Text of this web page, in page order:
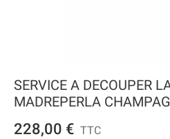
SERVICE A DECOUPER
MADREPERLA
228,00 € TTC